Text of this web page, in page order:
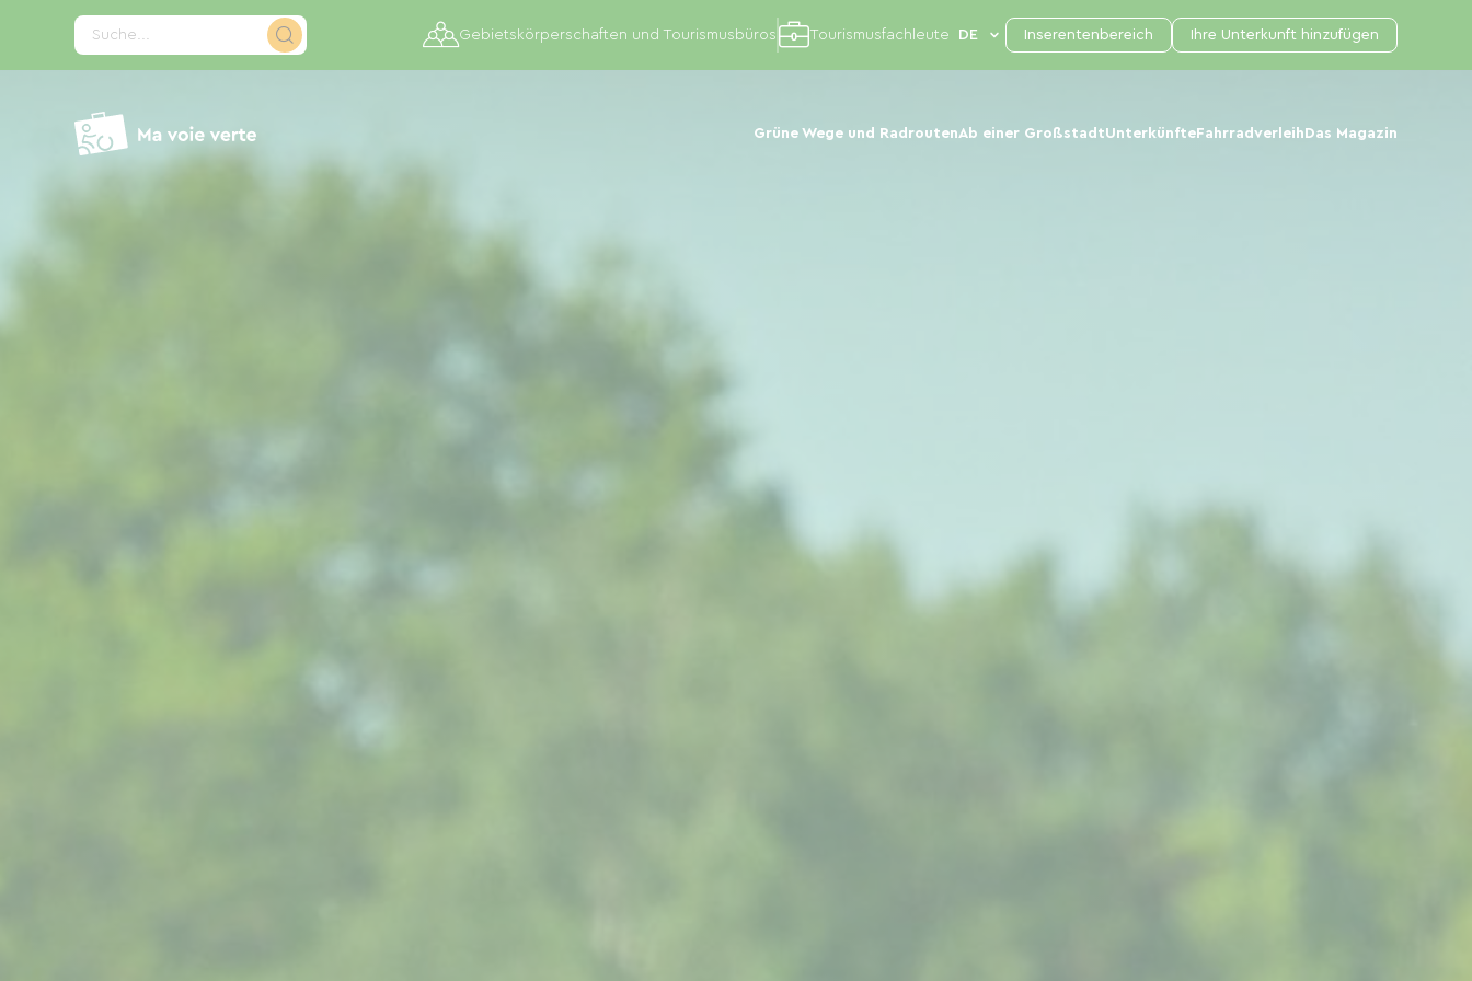
Suche...
Grüne Wege und RadroutenAb einer GroßstadtUnterkünfte Fahrradverleih Das Magazin
Gebietskörperschaften und Tourismusbüros Tourismusfachleute Inserentenbereich Ihre Unterkunft hinzufügen
Cookie-Einstellungen